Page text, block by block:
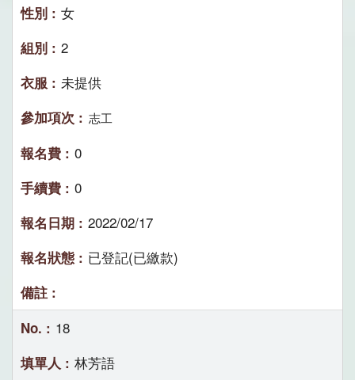
女
2
未提供
志工
0
0
2022/02/17
已登記(已繳款)
18
林芳語